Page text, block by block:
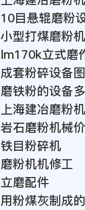
10目悬辊磨粉
小型打煤磨粉机
lm170k立式磨
成套粉碎设备
磨铁粉的设备
上海建冶磨粉
岩石磨粉机械
铁目粉碎机
磨粉机机修工
立磨配件
用粉煤灰制成